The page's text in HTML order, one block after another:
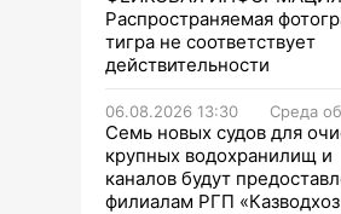
Распространяемая
тигра не соответствует
действительности
06.08.2026 13:30 Среда
Семь новых судов для
крупных водохранилищ и
каналов будут
филиалам РГП